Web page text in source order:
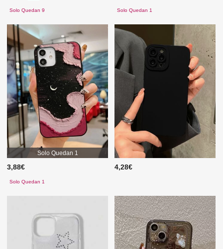
Solo Quedan 9 Solo Quedan 1
Solo Quedan 1
3,88€
Solo Quedan 1
4,28€